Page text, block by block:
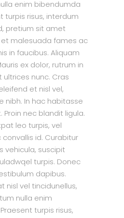
enim bibendumda
turpis risus, interdum
pretium sit amet
et malesuada fames ac
in faucibus. Aliquam
ex dolor, rutrum in
ultrices nunc. Cras
et nisl vel,
nibh. In hac habitasse
nec blandit ligula.
leo turpis, vel
id. Curabitur
vehicula, suscipit
turpis. Donec
dapibus.
nisl vel tincidunellus,
nulla enim
turpis risus,